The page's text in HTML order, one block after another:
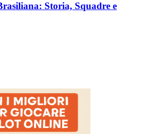
Storia, Squadre e